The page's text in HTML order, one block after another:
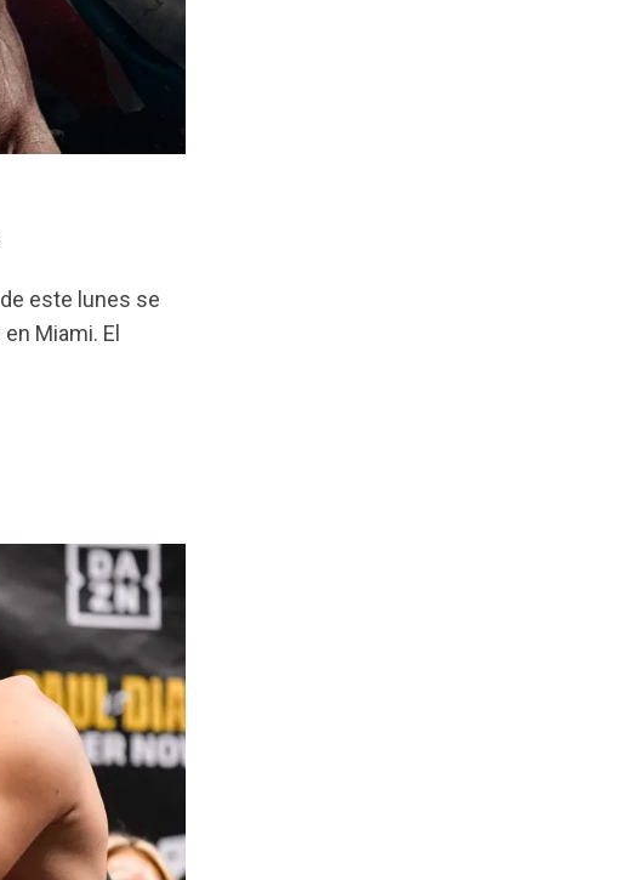
este lunes se
Miami. El